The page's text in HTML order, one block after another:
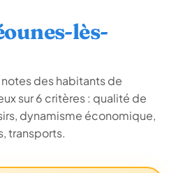
lès-
des habitants de
sur 6 critères : qualité de
dynamisme économique,
transports.